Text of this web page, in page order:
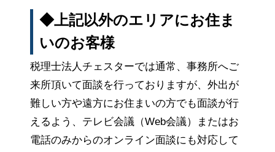
◆上記以外のエリアにお住ま
いのお客様
税理士法人チェスターでは通常、事務所へご
来所頂いて面談を行っておりますが、外出が
難しい方や遠方にお住まいの方でも面談が行
えるよう、テレビ会議（Web会議）またはお
電話のみからのオンライン面談にも対応して